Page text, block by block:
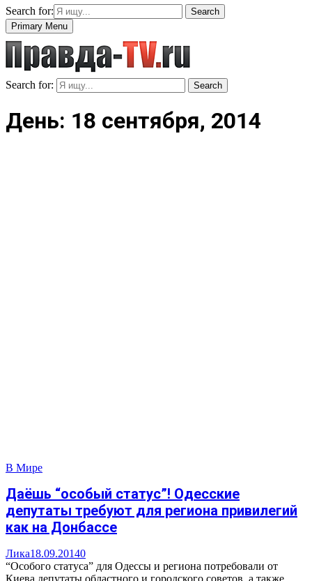
Search for:
Search
Primary Menu
Search for: Search
День: 18 сентября, 2014
В Мире
Даёшь “особый статус”! Одесские
депутаты требуют для региона привилегий
как на Донбассе
Лика18.09.20140
“Особого статуса” для Одессы и региона потребовали от
Киева депутаты областного и городского советов, а также